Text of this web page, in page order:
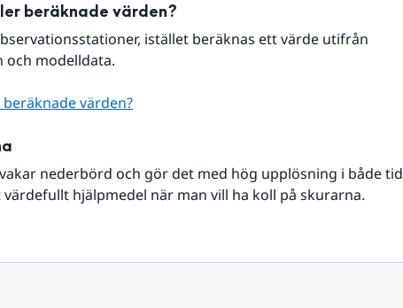
beräknade värden?
istället beräknas ett värde utifrån
modelldata.
värden?
nederbörd och gör det med hög upplösning i både tid
hjälpmedel när man vill ha koll på skurarna.